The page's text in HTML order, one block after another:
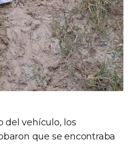
del vehículo, los
que se encontraba